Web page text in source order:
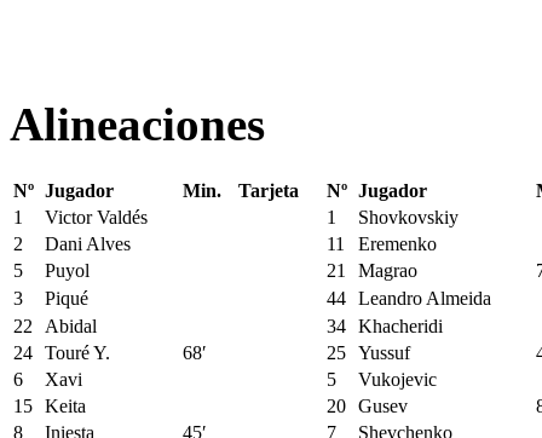
Alineaciones
Nº Jugador Min. Tarjeta Nº Jugador
1
Victor Valdés 1
Shovkovskiy
2
Dani Alves 11
Eremenko
5
Puyol 21 Magrao
3
Piqué 44 Leandro Almeida
22
Abidal 34 Khacheridi
24 Touré Y. 68′ 25 Yussuf
6
Xavi 5
Vukojevic
15 Keita 20 Gusev
8
Iniesta 45′ 7 Shevchenko